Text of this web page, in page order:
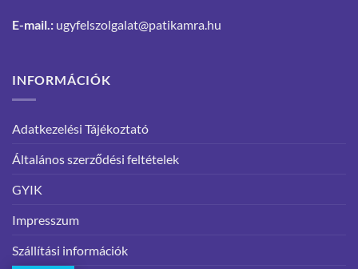
E-mail.: ugyfelszolgalat@patikamra.hu
INFORMÁCIÓK
Adatkezelési Tájékoztató
Általános szerződési feltételek
GYIK
Impresszum
Szállítási információk